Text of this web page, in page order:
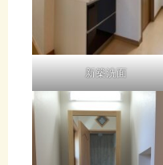
新築洗面